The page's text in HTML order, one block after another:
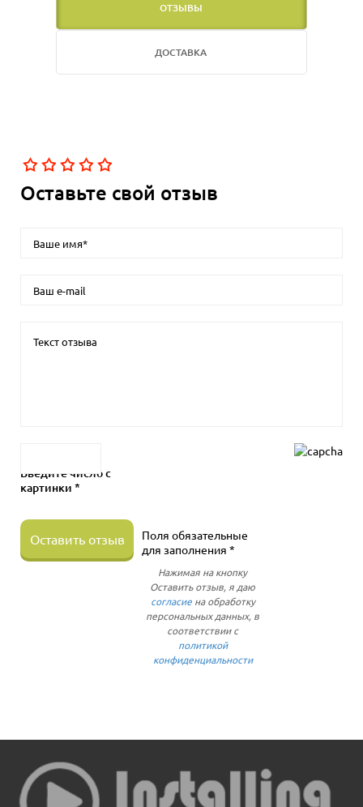
ОТЗЫВЫ
ДОСТАВКА
Оставьте свой отзыв
Введите число с
картинки *
Оставить отзыв
Поля обязательные
для заполнения *
Нажимая на кнопку
Оставить отзыв, я даю
согласиена обработку
персональных данных, в
соответствии с
политикой
конфиденциальности